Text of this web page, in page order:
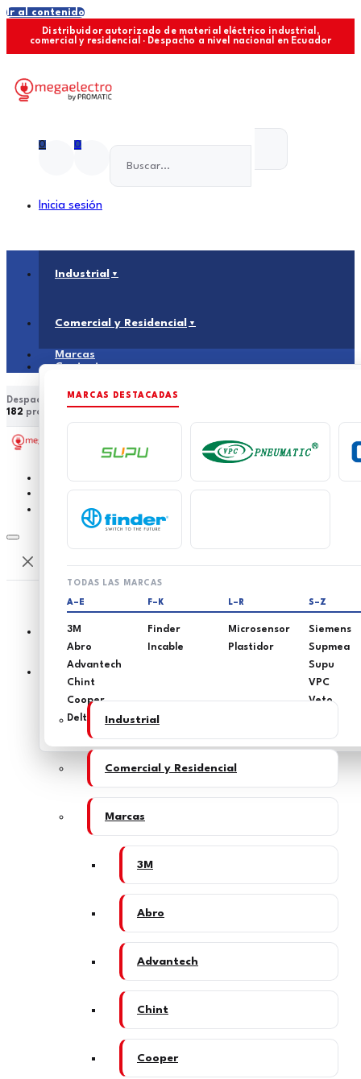
Ir al contenido
Distribuidor autorizado de material eléctrico industrial,
comercial y residencial · Despacho a nivel nacional en Ecuador
0 0
Inicia sesión
Industrial
Comercial y Residencial
Marcas
MARCAS DESTACADAS
TODAS LAS MARCAS
A–E
3M
Abro
Advantech
Chint
Cooper
Delta
F–K
Finder
Incable
L–R
Microsensor
Plastidor
S–Z
Siemens
Supmea
Supu
VPC
Veto
Contacto
Despacho a nivel nacional Asesoría técnica especializada
182 productos en catálogo
Industrial
Comercial y Residencial
Marcas
3M
Abro
Advantech
Chint
Cooper